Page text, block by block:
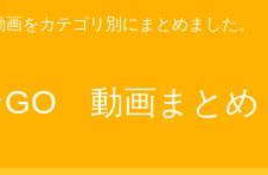
をカテゴリ別にまとめました。
GO 動画まとめ